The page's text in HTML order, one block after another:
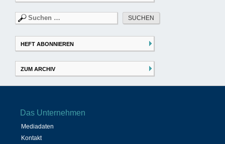
Suchen
nach:
HEFT ABONNIEREN
ZUM ARCHIV
Das Unternehmen
Mediadaten
Kontakt